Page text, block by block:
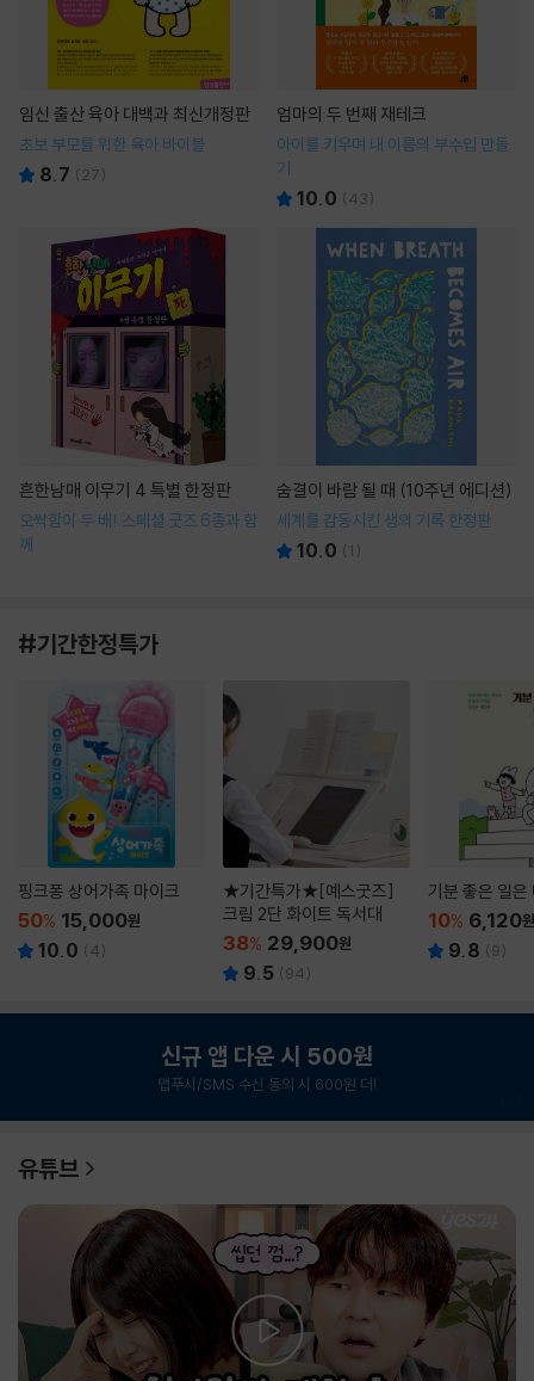
임신 출산 육아 대백과 최신개정판
초보 부모를 위한 육아 바이블
8.7 ( 27)
엄마의 두 번째 재테크
아이를 키우며 내 이름의 부수입 만들
기
10.0 (43)
흔한남매 이무기 4 특별 한정판
오싹함이 두 배! 스페셜 굿즈 6종과 함
께
숨결이 바람 될 때 (10주년 에디션)
세계를 감동시킨 생의 기록 한정판
10.0 (1 )
#기간한정특가
핑크퐁 상어가족 마이크
50% 15,000원
10.0 (4)
★기간특가★[예스굿즈]
크림 2단 화이트 독서대
38% 29,900원
9.5 (94)
기분 좋은 일은
10% 6,120원
9.8 (9)
신규 앱 다운 시 500원
앱푸시/SMS 수신 동의 시 600원 더!
유튜브